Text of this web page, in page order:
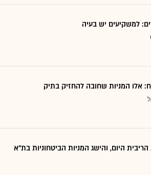
למשקיעים יש בעיה
אלו המניות שחובה להחזיק בתיק
היום, והישג המניות הביטחוניות בת"א